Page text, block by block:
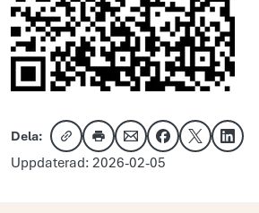
Dela:
Kopiera länk
Skriv utDela via e-post
Dela påDela på X
Dela
Uppdaterad: 2026-02-05